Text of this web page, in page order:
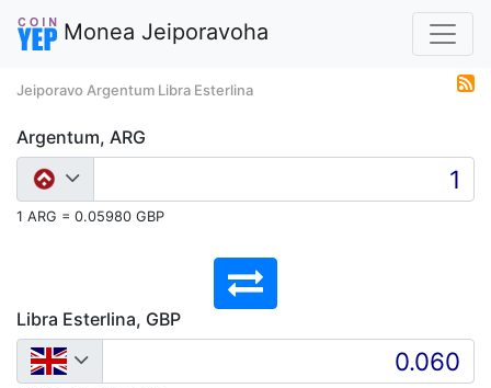
Monea Jeiporavoha
Jeiporavo Argentum Libra Esterlina
Argentum, ARG
1 ARG = 0.05980 GBP
Libra Esterlina, GBP